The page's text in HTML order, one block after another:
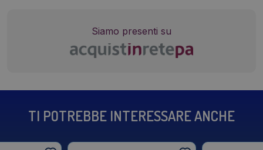
Siamo presenti su
TI POTREBBE INTERESSARE ANCHE